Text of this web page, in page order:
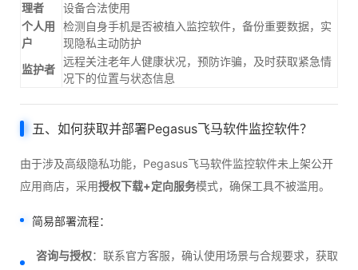
理者
设备合法使用
个人用
户
检测自身手机是否被植入监控软件，备份重要数据，实
现隐私主动防护
监护者
远程关注老年人健康状况，预防诈骗，及时获取紧急情
况下的位置与状态信息
五、如何获取并部署Pegasus飞马软件监控软件？
由于涉及高级隐私功能，Pegasus飞马软件监控软件未上架公开
应用商店，采用授权下载+定向服务模式，确保工具不被滥用。
简易部署流程：
咨询与授权：联系官方客服，确认使用场景与合规要求，获取